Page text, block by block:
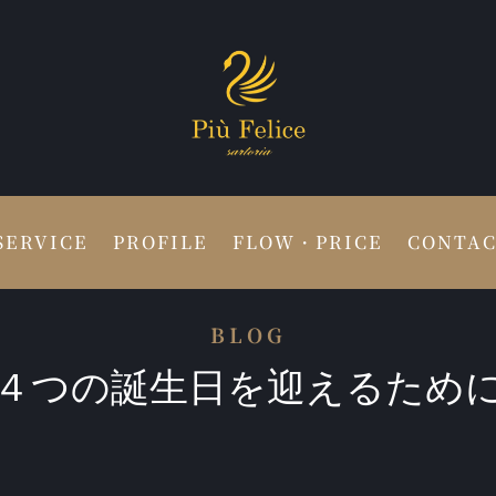
PROFILE FLOW・PRICE
BLOG
４つの誕生日を迎えるために